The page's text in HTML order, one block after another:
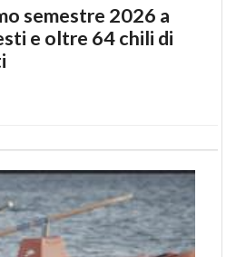
semestre 2026 a
e oltre 64 chili di